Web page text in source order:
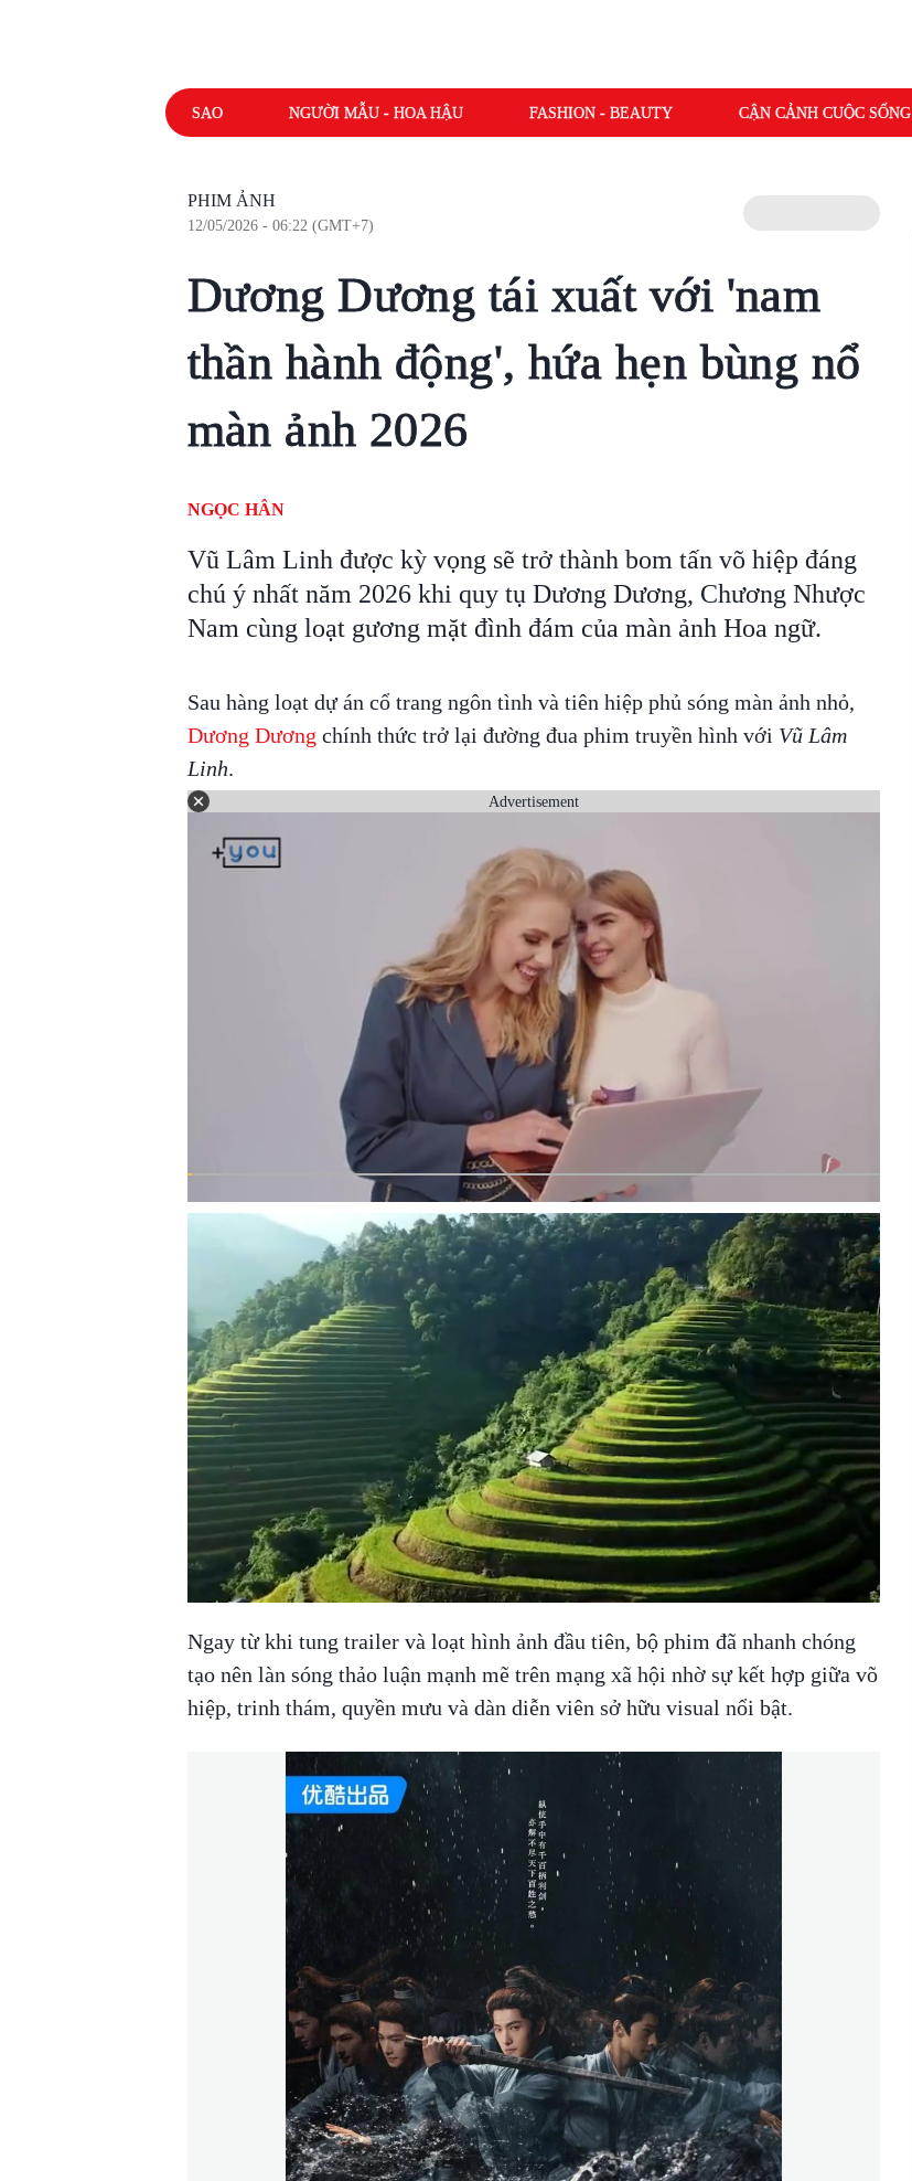
SAO NGƯỜI MẪU - HOA HẬU FASHION - BEAUTY CẬN CẢNH CUỘC SỐNG
PHIM ẢNH
12/05/2026 - 06:22 (GMT+7)
Dương Dương tái xuất với 'nam
thần hành động', hứa hẹn bùng nổ
màn ảnh 2026
NGỌC HÂN
Vũ Lâm Linh được kỳ vọng sẽ trở thành bom tấn võ hiệp đáng
chú ý nhất năm 2026 khi quy tụ Dương Dương, Chương Nhược
Nam cùng loạt gương mặt đình đám của màn ảnh Hoa ngữ.
Sau hàng loạt dự án cổ trang ngôn tình và tiên hiệp phủ sóng màn ảnh nhỏ,
Dương Dương chính thức trở lại đường đua phim truyền hình với Vũ Lâm
Linh.
Advertisement
Ngay từ khi tung trailer và loạt hình ảnh đầu tiên, bộ phim đã nhanh chóng
tạo nên làn sóng thảo luận mạnh mẽ trên mạng xã hội nhờ sự kết hợp giữa võ
hiệp, trinh thám, quyền mưu và dàn diễn viên sở hữu visual nổi bật.